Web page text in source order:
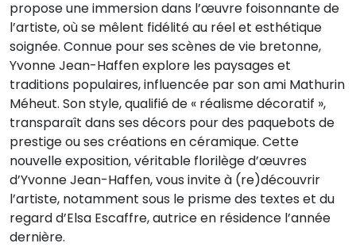
propose une immersion dans l’œuvre foisonnante de
l’artiste, où se mêlent fidélité au réel et esthétique
soignée. Connue pour ses scènes de vie bretonne,
Yvonne Jean-Haffen explore les paysages et
traditions populaires, influencée par son ami Mathurin
Méheut. Son style, qualifié de « réalisme décoratif »,
transparaît dans ses décors pour des paquebots de
prestige ou ses créations en céramique. Cette
nouvelle exposition, véritable florilège d’œuvres
d’Yvonne Jean-Haffen, vous invite à (re)découvrir
l’artiste, notamment sous le prisme des textes et du
regard d’Elsa Escaffre, autrice en résidence l’année
dernière.